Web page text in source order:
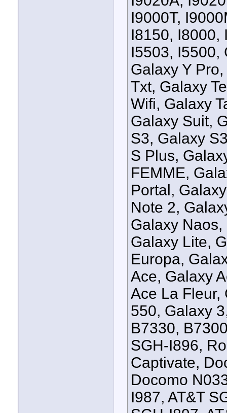
I9000T,
I8150, I8000,
I5503, I5500,
Galaxy Y
Txt, Galaxy
Wifi, Galaxy
Galaxy Suit,
S3, Galaxy
S Plus,
FEMME,
Portal,
Note 2,
Galaxy
Galaxy Lite,
Europa,
Ace, Galaxy
Ace La Fleur,
550, Galaxy
B7330,
SGH-I896,
Captivate,
Docomo
I987, AT&T